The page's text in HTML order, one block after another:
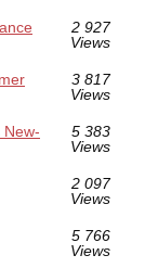
2 927
Views
3 817
Views
5 383
Views
2 097
Views
5 766
Views